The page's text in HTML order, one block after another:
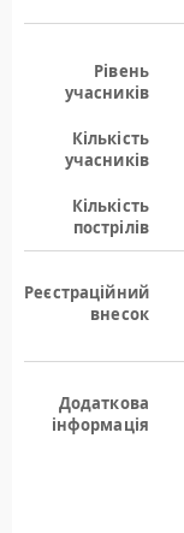
Рівень
учасників
Кількість
учасників
Кількість
пострілів
Реєстраційний
внесок
Додаткова
інформація